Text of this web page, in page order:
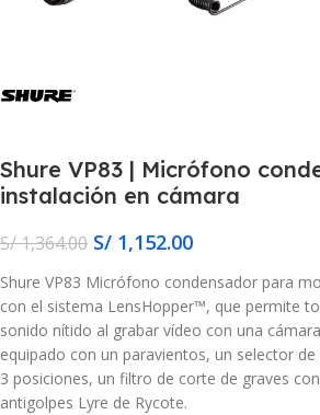
Shure VP83 | Micrófono
instalación en cámara
S/1,364.00 S/ 1,152.00
Shure VP83 Micrófono condensador para
con el sistema LensHopper™, que permite
sonido nítido al grabar vídeo con una
equipado con un paravientos, un selector de
3 posiciones, un filtro de corte de graves
antigolpes Lyre de Rycote.